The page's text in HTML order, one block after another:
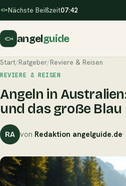
Nächste Beißzeit07:42
angelguide
Start/Ratgeber/Reviere & Reisen
REVIERE & REISEN
Angeln in
und das große Blau
RA von Redaktion angelguide.de·